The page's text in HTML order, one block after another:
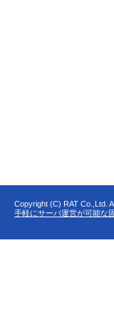
Copyright (C) RAT Co.,Ltd.
手軽にサーバ運営が可能な